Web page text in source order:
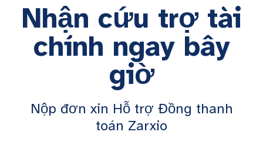
Nhận cứu trợ tài
chính ngay bây
giờ
Nộp đơn xin Hỗ trợ Đồng thanh
toán Zarxio